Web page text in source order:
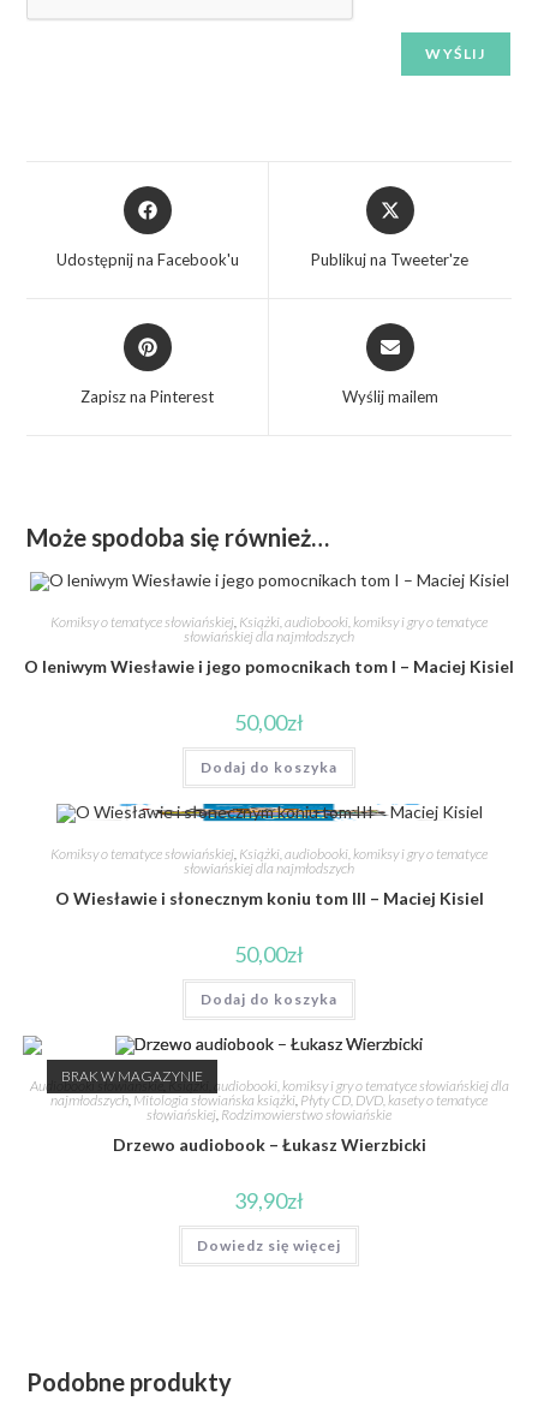
Udostępnij na Facebook'u Publikuj na Tweeter'ze
Zapisz na Pinterest Wyślij mailem
Może spodoba się również…
Komiksy o tematyce słowiańskiej, Książki, audiobooki, komiksy i gry o tematyce
słowiańskiej dla najmłodszych
O leniwym Wiesławie i jego pomocnikach tom I – Maciej Kisiel
50,00zł
Dodaj do koszyka
Komiksy o tematyce słowiańskiej, Książki, audiobooki, komiksy i gry o tematyce
słowiańskiej dla najmłodszych
O Wiesławie i słonecznym koniu tom III – Maciej Kisiel
50,00zł
Dodaj do koszyka
BRAK W MAGAZYNIE
Audiobooki słowiańskie,Książki, audiobooki, komiksy i gry o tematyce słowiańskiej dla
najmłodszych Mitologia słowiańska książki Płyty CD, DVD, kasety o tematyce
słowiańskiej Rodzimowierstwo słowiańskie
Drzewo audiobook – Łukasz Wierzbicki
39,90zł
Dowiedz się więcej
Podobne produkty